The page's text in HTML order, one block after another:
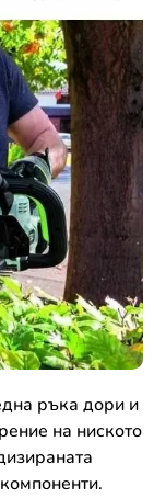
ръка дори и
на ниското